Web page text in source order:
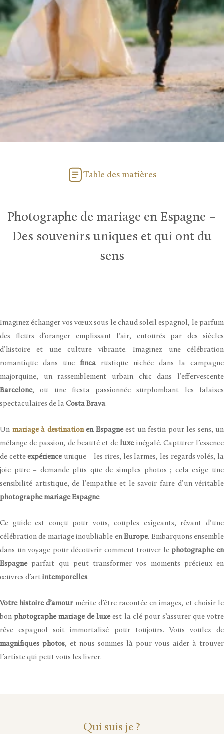
Table des matières
Photographe de mariage en Espagne –
Des souvenirs uniques et qui ont du
sens
Imaginez échanger vos vœux sous le chaud soleil espagnol, le parfum
des fleurs d’oranger emplissant l’air, entourés par des siècles
d’histoire et une culture vibrante. Imaginez une célébration
romantique dans une finca rustique nichée dans la campagne
majorquine, un rassemblement urbain chic dans l’effervescente
Barcelone, ou une fiesta passionnée surplombant les falaises
spectaculaires de la Costa Brava.
Un mariage à destinationen Espagneest un festin pour les sens, un
mélange de passion, de beauté et deluxeinégalé. Capturer l’essence
de cetteexpérienceunique – les rires, les larmes, les regards volés, la
joie pure – demande plus que de simples photos ; cela exige une
sensibilité artistique, de l’empathie et le savoir-faire d’un véritable
photographe mariage Espagne.
Ce guide est conçu pour vous, couples exigeants, rêvant d’une
célébration de mariage inoubliable enEurope. Embarquons ensemble
dans un voyage pour découvrir comment trouver lephotographe en
Espagneparfait qui peut transformer vos moments précieux en
œuvres d’art intemporelles.
Votre histoire d’amourmérite d’être racontée en images, et choisir le
bonphotographe mariage de luxeest la clé pour s’assurer que votre
rêve espagnol soit immortalisé pour toujours. Vous voulez de
magnifiques photos, et nous sommes là pour vous aider à trouver
l’artiste qui peut vous les livrer.
Qui suis je ?